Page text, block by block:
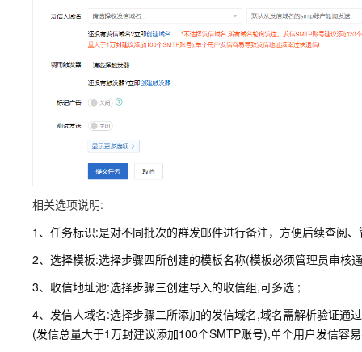
相关选项说明:
1、任务标识:是对不同批次的群发邮件进行备注，方便后续查阅
2、选择模板:选择步骤四所创建的模板名称(模板必须管理员审核
3、收信地址池:选择步骤三创建导入的收信组,可多选 ;
4、发信人域名:选择步骤二所添加的发信域名,域名需解析验证通
(发信总量大于1万封建议添加100个SMTP账号),单个用户发信容